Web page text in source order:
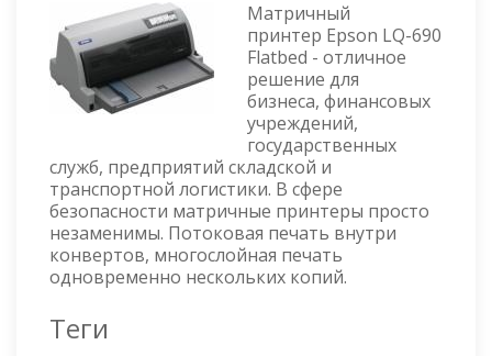
690
FLATBED
—
ИНТЕРАКТИВНОЕ
РУКОВОДСТВО
Матричный
принтер Epson LQ-690
Flatbed - отличное
решение для
бизнеса, финансовых
учреждений,
государственных
служб, предприятий складской и
транспортной логистики. В сфере
безопасности матричные принтеры просто
незаменимы. Потоковая печать внутри
конвертов, многослойная печать
одновременно нескольких копий.
Теги